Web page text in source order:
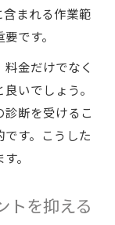
まれる作業範
です。
金だけでなく
いでしょう。
断を受けるこ
す。こうした
。
トを抑える